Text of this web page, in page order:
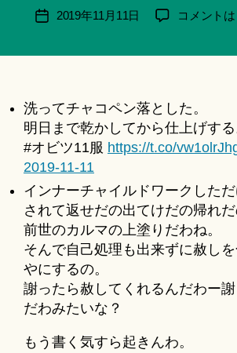
品
IRISCALA
投
a
u
ki
投
2019年11月11日
本
│Twitter
Updates
for
2019-
11
へ
の
コメント
洗ってチャコペン落とした。
明日まで乾かしてから仕上げする
#オビツ11服 https://t.co/
2019-11-11
インナーチャイルドワークした
されて返せだの出てけだの帰れだ
前世のカルマの上塗りだわね。
そんで自己処理も出来ずに赦し
やにするの。
謝ったら赦してくれるんだわー
だわみたいな？
もう書く気すら起きんわ。